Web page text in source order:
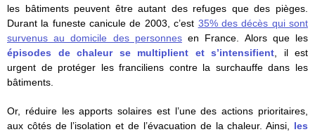
les bâtiments peuvent être autant des refuges que des pièges.
Durant la funeste canicule de 2003, c’est 35% des décès qui sont
survenus au domicile des personnesen France. Alors que les
épisodes de chaleur se multiplient et s’intensifient , il est
urgent de protéger les franciliens contre la surchauffe dans les
bâtiments.
Or, réduire les apports solaires est l’une des actions prioritaires,
aux côtés de l’isolation et de l’évacuation de la chaleur. Ainsi,
les